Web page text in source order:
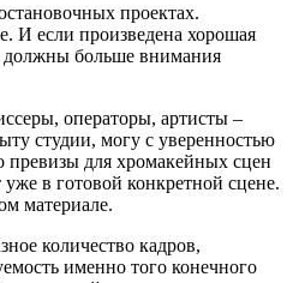
проектах.
И если произведена хорошая
должны больше внимания
операторы, артисты –
студии, могу с уверенностью
превизы для хромакейных сцен
в готовой конкретной сцене.
материале.
количество кадров,
именно того конечного